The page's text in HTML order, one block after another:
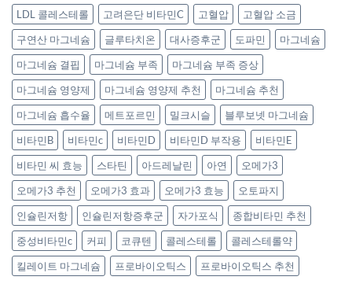
LDL 콜레스테롤 고려은단 비타민C 고혈압
고혈압 소금
구연산 마그네슘
글루타치온 대사증후군 도파민
마그네슘
마그네슘 결핍
마그네슘 부족
마그네슘 부족 증상
마그네슘 영양제
마그네슘 영양제 추천
마그네슘 추천
마그네슘 흡수율
메트포르민 밀크시슬
블루보넷 마그네슘
비타민B
비타민c 비타민D 비타민D 부작용
비타민E
비타민 씨 효능
스타틴 아드레날린 아연
오메가3
오메가3 추천
오메가3 효과 오메가3 효능
오토파지
인슐린저항
인슐린저항증후군 자가포식
종합비타민 추천
중성비타민c
커피 코큐텐 콜레스테롤
콜레스테롤약
킬레이트 마그네슘
프로바이오틱스 프로바이오틱스 추천